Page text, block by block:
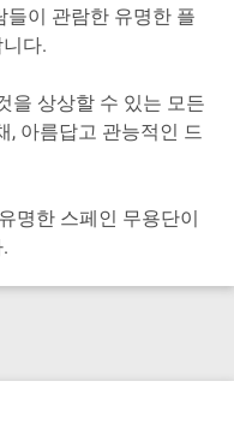
이 관람한 유명한 플
다.
을 상상할 수 있는 모든
, 아름답고 관능적인 드
명한 스페인 무용단이